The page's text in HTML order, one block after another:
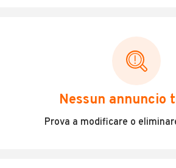
Veicoli Commerciali
Concessionari
Nessun annuncio
Prova a modificare o